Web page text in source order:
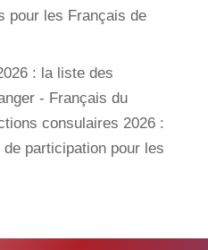
pour les Français de
: la liste des
- Français du
consulaires 2026 :
participation pour les